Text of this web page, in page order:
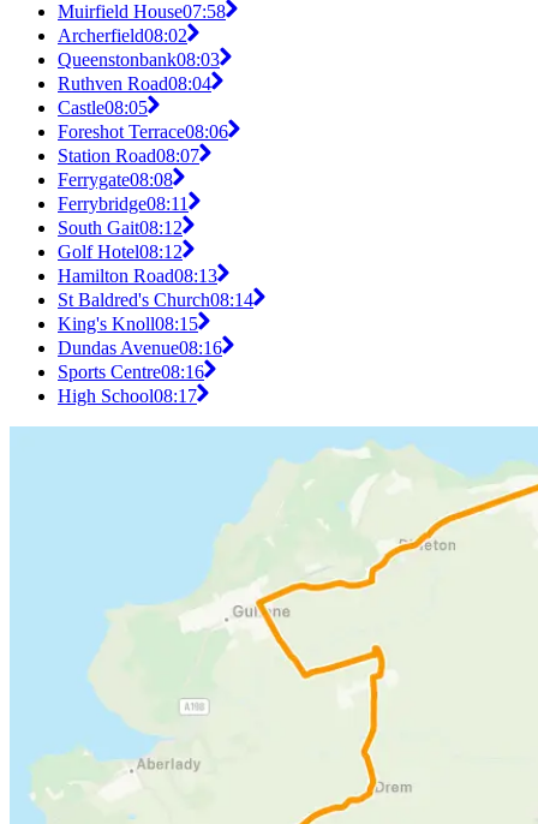
Muirfield House07:58
Archerfield08:02
Queenstonbank08:03
Ruthven Road08:04
Castle08:05
Foreshot Terrace08:06
Station Road08:07
Ferrygate08:08
Ferrybridge08:11
South Gait08:12
Golf Hotel08:12
Hamilton Road08:13
St Baldred's Church08:14
King's Knoll08:15
Dundas Avenue08:16
Sports Centre08:16
High School08:17